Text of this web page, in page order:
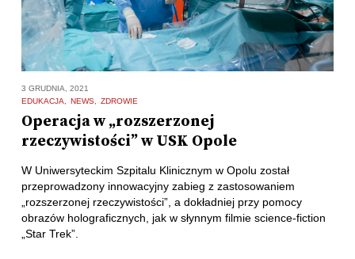
3 GRUDNIA, 2021
EDUKACJA
NEWS ZDROWIE
Operacja w „rozszerzonej
rzeczywistości” w USK Opole
W Uniwersyteckim Szpitalu Klinicznym w Opolu został
przeprowadzony innowacyjny zabieg z zastosowaniem
„rozszerzonej rzeczywistości”, a dokładniej przy pomocy
obrazów holograficznych, jak w słynnym filmie science-fiction
„Star Trek”.